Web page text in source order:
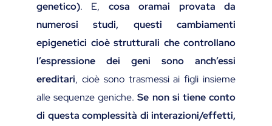
genetico). E, cosa oramai provata da
numerosi studi, questi cambiamenti
epigenetici cioè strutturali che controllano
l’espressione dei geni sono anch’essi
ereditari, cioè sono trasmessi ai figli insieme
alle sequenze geniche.Se non si tiene conto
di questa complessità di interazioni/effetti,